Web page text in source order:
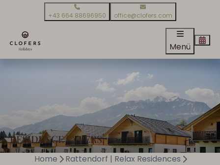
+43 664 88696950 office@clofers.com
Menü
RESIDENCE | 4 PERS.
Home
Rattendorf | Relax Residences